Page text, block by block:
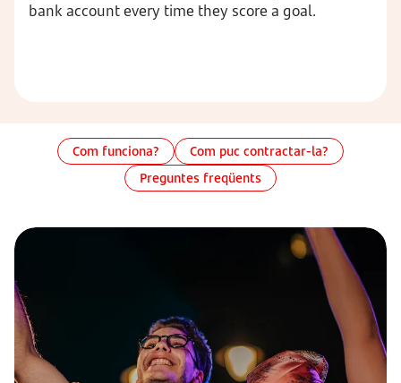
bank account every time they score a goal.
Com funciona?
Com puc contractar-la?
Preguntes freqüents